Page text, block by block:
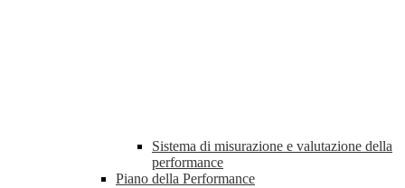
Sistema di misurazione e valutazione della
performance
Piano della Performance